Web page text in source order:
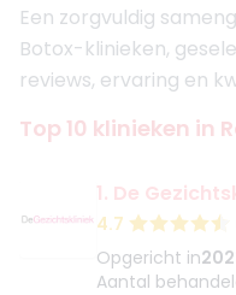
Een zorgvuldig
Botox-klinieken,
reviews, ervaring en
Top 10 klinieken in
1. De
4.7
Opgericht in
Aantal